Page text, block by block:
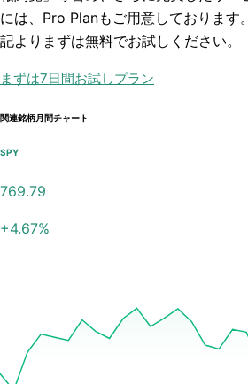
には、Pro Planもご用意しております
記よりまずは無料でお試しください。
まずは7日間お試しプラン
関連銘柄月間チャート
SPY
769.79
+4.67%